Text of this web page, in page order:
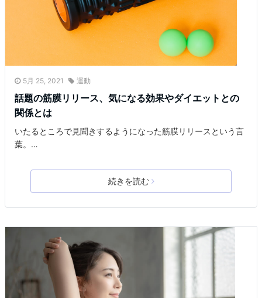
5月 25, 2021 運動
話題の筋膜リリース、気になる効果やダイエットとの
関係とは
いたるところで見聞きするようになった筋膜リリースという言
葉。…
続きを読む